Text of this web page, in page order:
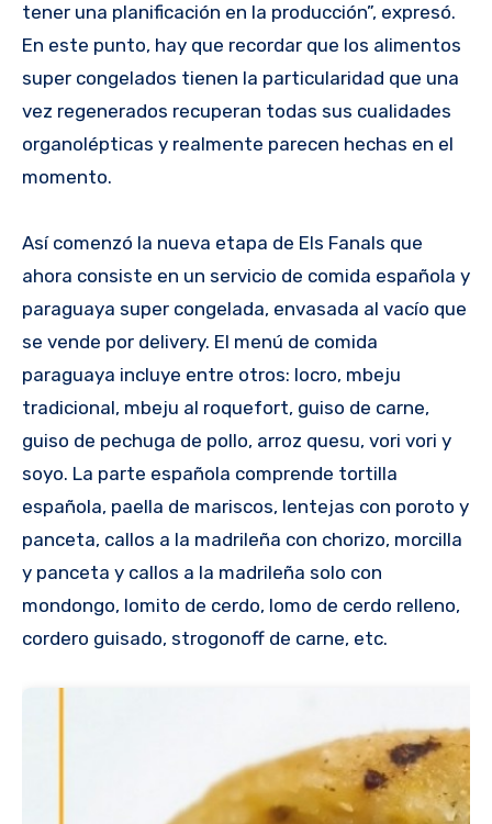
tener una planificación en la producción”, expresó.
En este punto, hay que recordar que los alimentos
super congelados tienen la particularidad que una
vez regenerados recuperan todas sus cualidades
organolépticas y realmente parecen hechas en el
momento.
Así comenzó la nueva etapa de Els Fanals que
ahora consiste en un servicio de comida española y
paraguaya super congelada, envasada al vacío que
se vende por delivery. El menú de comida
paraguaya incluye entre otros: locro, mbeju
tradicional, mbeju al roquefort, guiso de carne,
guiso de pechuga de pollo, arroz quesu, vori vori y
soyo. La parte española comprende tortilla
española, paella de mariscos, lentejas con poroto y
panceta, callos a la madrileña con chorizo, morcilla
y panceta y callos a la madrileña solo con
mondongo, lomito de cerdo, lomo de cerdo relleno,
cordero guisado, strogonoff de carne, etc.